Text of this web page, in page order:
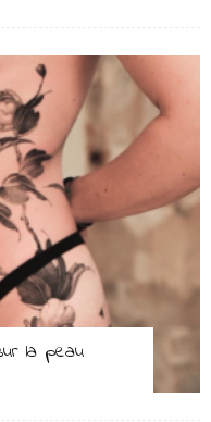
la peau